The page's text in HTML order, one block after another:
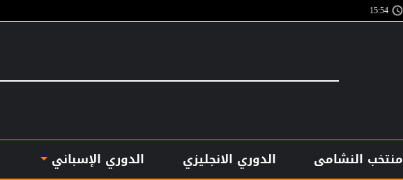
15:54
منتخب النشامى الدوري الانجليزي الدوري الإسباني